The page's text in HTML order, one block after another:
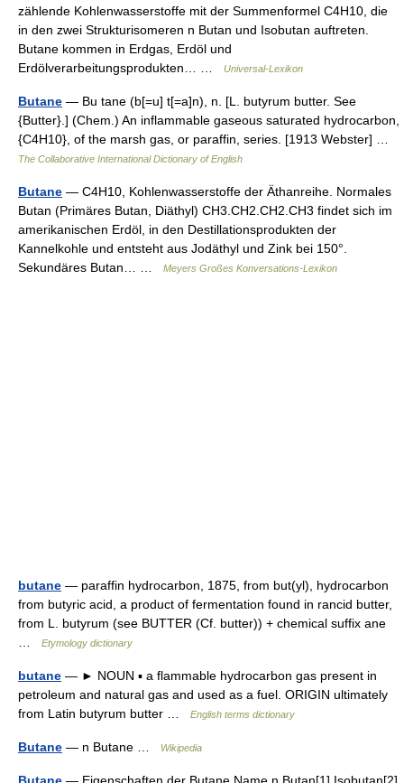
zählende Kohlenwasserstoffe mit der Summenformel C4H10, die
in den zwei Strukturisomeren n Butan und Isobutan auftreten.
Butane kommen in Erdgas, Erdöl und
Erdölverarbeitungsprodukten… …
Universal-Lexikon
Butane — Bu tane (b[=u] t[=a]n), n. [L. butyrum butter. See
{Butter}.] (Chem.) An inflammable gaseous saturated hydrocarbon,
{C4H10}, of the marsh gas, or paraffin, series. [1913 Webster] …
The Collaborative International Dictionary of English
Butane — C4H10, Kohlenwasserstoffe der Äthanreihe. Normales
Butan (Primäres Butan, Diäthyl) CH3.CH2.CH2.CH3 findet sich im
amerikanischen Erdöl, in den Destillationsprodukten der
Kannelkohle und entsteht aus Jodäthyl und Zink bei 150°.
Sekundäres Butan… …
Meyers Großes Konversations-Lexikon
butane — paraffin hydrocarbon, 1875, from but(yl), hydrocarbon
from butyric acid, a product of fermentation found in rancid butter,
from L. butyrum (see BUTTER (Cf. butter)) + chemical suffix ane
Etymology dictionary
butane — ► NOUN ▪ a flammable hydrocarbon gas present in
petroleum and natural gas and used as a fuel. ORIGIN ultimately
from Latin butyrum butter …
English terms dictionary
Butane — n Butane … Wikipedia
Butane — Eigenschaften der Butane Name n Butan[1] Isobutan[2]